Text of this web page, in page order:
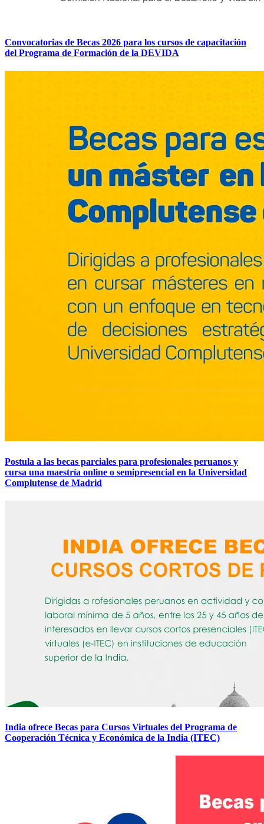
Convocatorias de Becas 2026 para los cursos de capacitación
del Programa de Formación de la DEVIDA
Postula a las becas parciales para profesionales peruanos y
cursa una maestría online o semipresencial en la Universidad
Complutense de Madrid
India ofrece Becas para Cursos Virtuales del Programa de
Cooperación Técnica y Económica de la India (ITEC)